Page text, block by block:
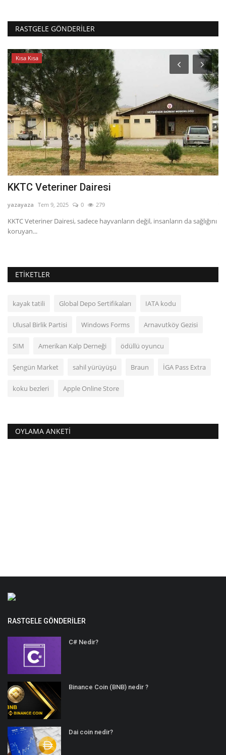
RASTGELE GÖNDERILER
Kısa Kısa
KKTC Veteriner Dairesi
yazayaza Tem 9, 2025 0 279
KKTC Veteriner Dairesi, sadece hayvanların değil, insanların da sağlığını
koruyan...
ETIKETLER
kayak tatili Global Depo Sertifikaları IATA kodu
Ulusal Birlik Partisi Windows Forms Arnavutköy Gezisi
SIM Amerikan Kalp Derneği ödüllü oyuncu
Şengün Market sahil yürüyüşü Braun İGA Pass Extra
koku bezleri Apple Online Store
OYLAMA ANKETI
RASTGELE GÖNDERILER
C# Nedir?
Binance Coin (BNB) nedir ?
Dai coin nedir?